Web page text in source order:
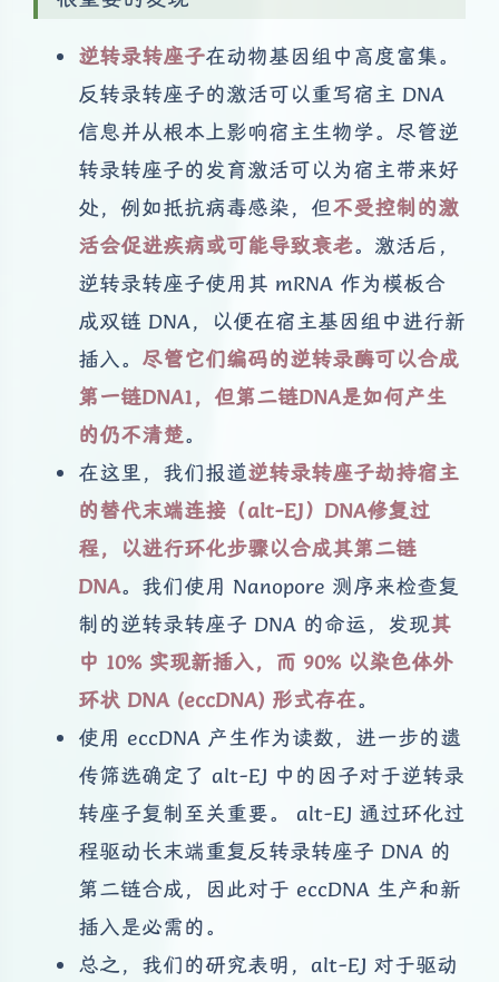
逆转录转座子在动物基因组中高度富集。
反转录转座子的激活可以重写宿主 DNA
信息并从根本上影响宿主生物学。尽管逆
转录转座子的发育激活可以为宿主带来好
处，例如抵抗病毒感染，但不受控制的激
活会促进疾病或可能导致衰老。激活后，
逆转录转座子使用其 mRNA 作为模板合
成双链 DNA，以便在宿主基因组中进行新
插入。 尽管它们编码的逆转录酶可以合成
第一链DNA1，但第二链DNA是如何产生
的仍不清楚。
在这里，我们报道逆转录转座子劫持宿主
的替代末端连接（alt-EJ）DNA修复过
程，以进行环化步骤以合成其第二链
DNA。我们使用 Nanopore 测序来检查复
制的逆转录转座子 DNA 的命运，发现其
中 10% 实现新插入，而 90% 以染色体外
环状 DNA (eccDNA) 形式存在。
使用 eccDNA 产生作为读数，进一步的遗
传筛选确定了 alt-EJ 中的因子对于逆转录
转座子复制至关重要。 alt-EJ 通过环化过
程驱动长末端重复反转录转座子 DNA 的
第二链合成，因此对于 eccDNA 生产和新
插入是必需的。
总之，我们的研究表明，alt-EJ 对于驱动